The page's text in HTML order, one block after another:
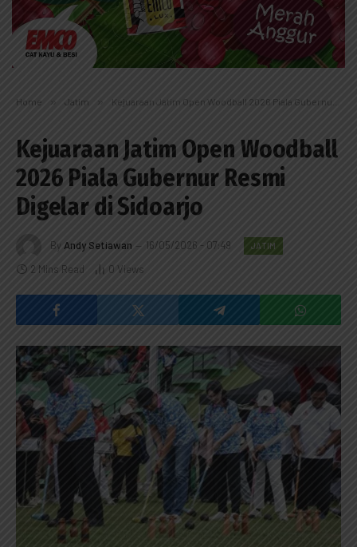
Home » Jatim » Kejuaraan Jatim Open Woodball 2026 Piala Gubernur Resmi Digelar di Sidoarjo
Kejuaraan Jatim Open Woodball
2026 Piala Gubernur Resmi
Digelar di Sidoarjo
ByAndy Setiawan 16/05/2026 - 07:49 JATIM
2 Mins Read 0 Views